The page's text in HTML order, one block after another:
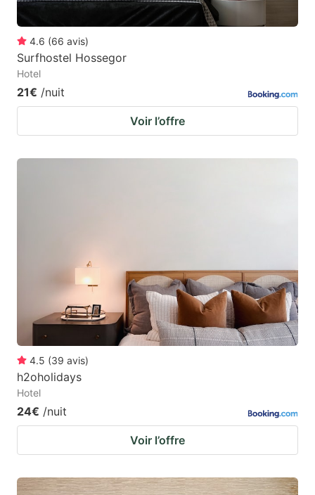
4.6 (66 avis)
Surfhostel Hossegor
Hotel
21€ /nuit
Voir l’offre
4.5 (39 avis)
h2oholidays
Hotel
24€ /nuit
Voir l’offre